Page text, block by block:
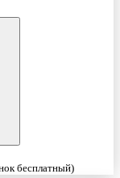
бесплатный)